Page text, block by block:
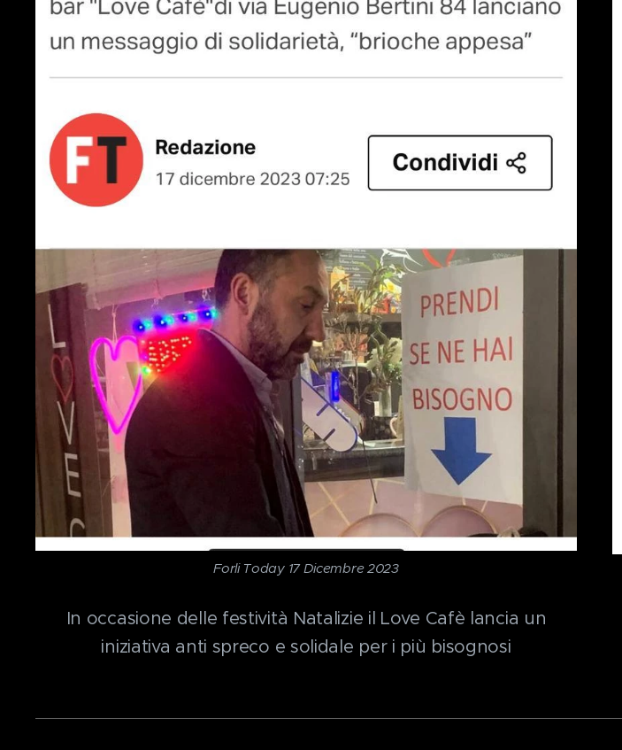
Forli Today 17 Dicembre 2023
In occasione delle festività Natalizie il Love Cafè lancia un
iniziativa anti spreco e solidale per i più bisognosi